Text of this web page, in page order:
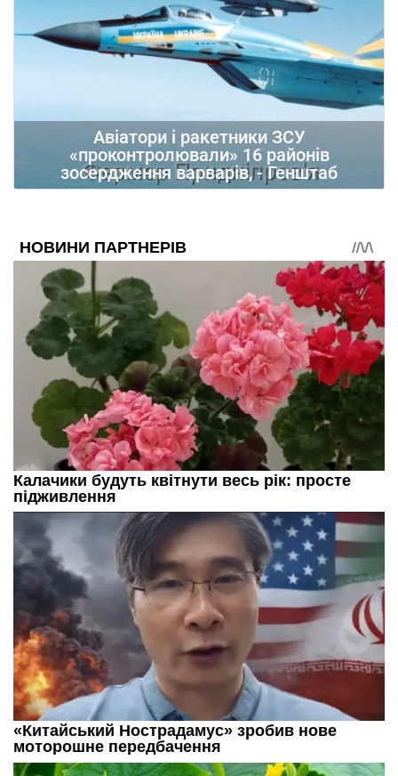
Авіатори і ракетники ЗСУ
«проконтролювали» 16 районів
зосердження варварів, - Генштаб